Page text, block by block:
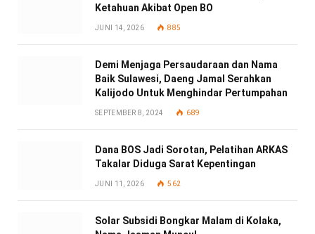
Ketahuan Akibat Open BO
JUNI 14, 2026 885
Demi Menjaga Persaudaraan dan Nama
Baik Sulawesi, Daeng Jamal Serahkan
Kalijodo Untuk Menghindar Pertumpahan
SEPTEMBER 8, 2024 689
Dana BOS Jadi Sorotan, Pelatihan ARKAS
Takalar Diduga Sarat Kepentingan
JUNI 11, 2026 562
Solar Subsidi Bongkar Malam di Kolaka,